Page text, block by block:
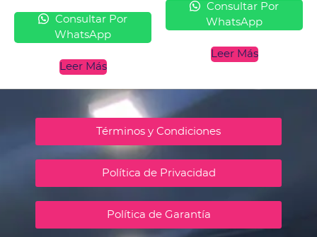
Consultar Por
WhatsApp
Leer Más
Consultar Por
WhatsApp
Leer Más
Términos y Condiciones
Política de Privacidad
Política de Garantía